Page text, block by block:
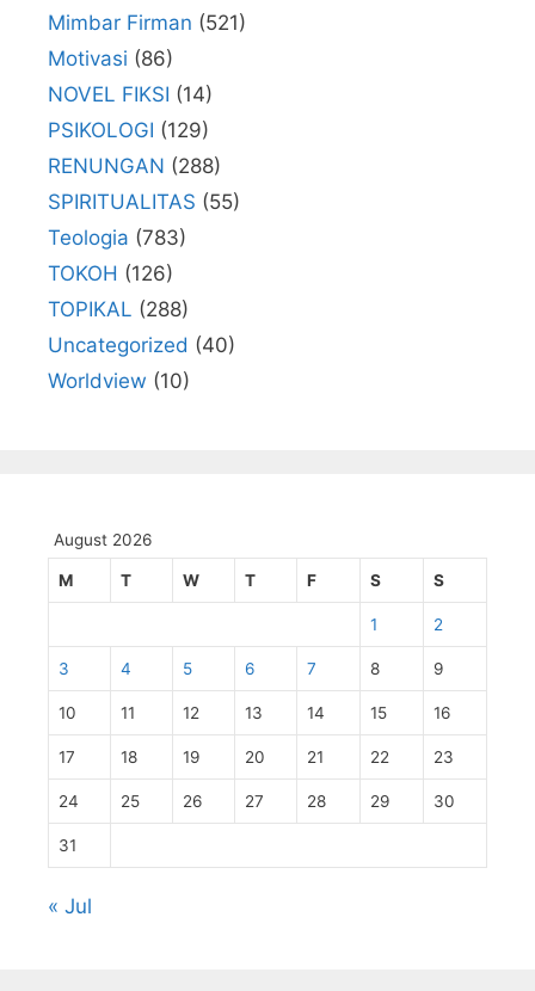
Mimbar Firman (521)
Motivasi (86)
NOVEL FIKSI (14)
PSIKOLOGI (129)
RENUNGAN (288)
SPIRITUALITAS (55)
Teologia (783)
TOKOH (126)
TOPIKAL (288)
Uncategorized (40)
Worldview (10)
August 2026
M T W T F S S
1 2
3 4 5 6 7 8 9
10 11 12 13 14 15 16
17 18 19 20 21 22 23
24 25 26 27 28 29 30
31
« Jul